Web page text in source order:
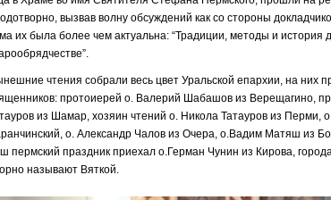
вызвав волну обсуждений как со стороны
их была более чем актуальна: “Традиции, методы и история
чтения собрали весь цвет Уральской епархии, на них
протоиерей о. Валерий Шабашов из Верещагино,
из Шамар, хозяин чтений о. Никола Татауров из Перми,
о. Александр Чалов из Очера, о.Вадим Матяш из
пермский праздник приехал о.Герман Чунин из Кирова,
называют Вяткой.